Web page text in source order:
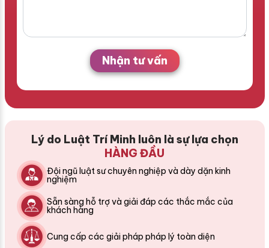
Nhận tư vấn
Lý do Luật Trí Minh luôn là sự lựa chọn
HÀNG ĐẦU
Đội ngũ luật sư chuyên nghiệp và dày dặn kinh
nghiệm
Sẵn sàng hỗ trợ và giải đáp các thắc mắc của
khách hàng
Cung cấp các giải pháp pháp lý toàn diện